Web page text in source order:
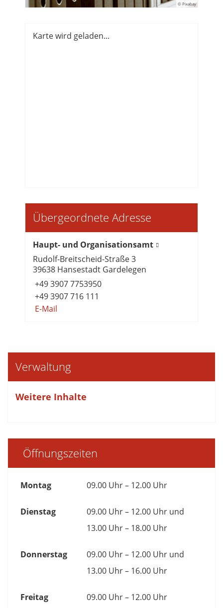
© Pixabay
Karte wird geladen...
Übergeordnete Adresse
Haupt- und Organisationsamt
Rudolf-Breitscheid-Straße 3
39638 Hansestadt Gardelegen
+49 3907 7753950
+49 3907 716 111
E-Mail
Verwaltung
Weitere Inhalte
Öffnungszeiten
Montag 09.00 Uhr – 12.00 Uhr
Dienstag
09.00 Uhr – 12.00 Uhr und
13.00 Uhr – 18.00 Uhr
Donnerstag
09.00 Uhr – 12.00 Uhr und
13.00 Uhr – 16.00 Uhr
Freitag 09.00 Uhr – 12.00 Uhr